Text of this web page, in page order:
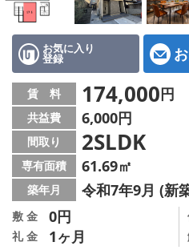
路線·駅から探す
IT重説について
スタッフ紹介
賃貸管理の北白川店
店舗情報·アクセス
会社概要
メールでお問い合わせ
お気に入り
登録
賃 料 174,000円
共益費 6,000円
間取り 2SLDK
専有面積 61.69㎡
築年月 令和7年9月 (新
敷 金 0円
礼 金 1ヶ月